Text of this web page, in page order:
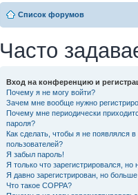
Список форумов
Часто
Вход на конференцию и
Почему я не могу войти?
Зачем мне вообще нужно
Почему мне периодически
пароля?
Как сделать, чтобы я не появлялся
пользователей?
Я забыл пароль!
Я только что зарегистрировался, но
Я давно зарегистрирован, но
Что такое COPPA?